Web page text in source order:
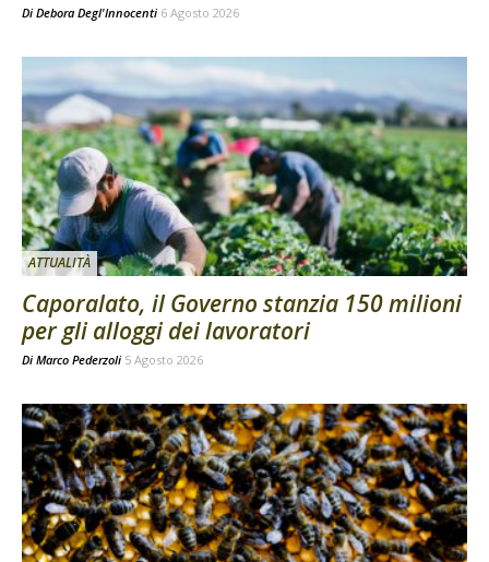
Di Debora Degl'Innocenti 6 Agosto 2026
ATTUALITÀ
Caporalato, il Governo stanzia 150 milioni
per gli alloggi dei lavoratori
Di Marco Pederzoli 5 Agosto 2026